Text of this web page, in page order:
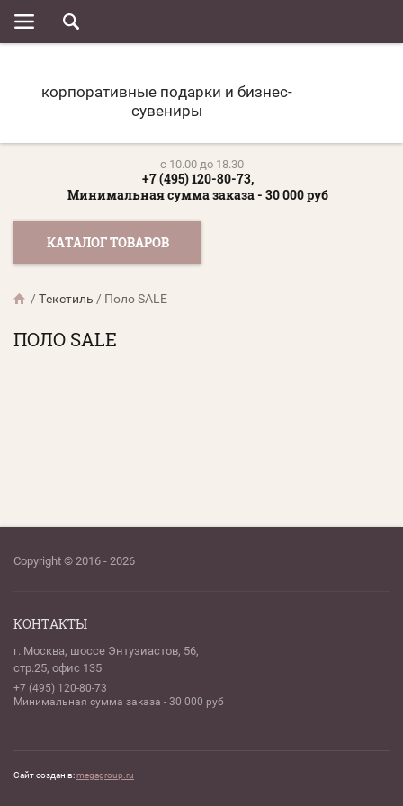
корпоративные подарки и бизнес-
сувениры
c 10.00 до 18.30
+7 (495) 120-80-73,
Минимальная сумма заказа - 30 000 руб
КАТАЛОГ ТОВАРОВ
/Текстиль / Поло SALE
ПОЛО SALE
Copyright © 2016 - 2026
КОНТАКТЫ
г. Москва, шоссе Энтузиастов, 56,
стр.25, офис 135
+7 (495) 120-80-73
Минимальная сумма заказа - 30 000 руб
Сайт создан в:megagroup.ru